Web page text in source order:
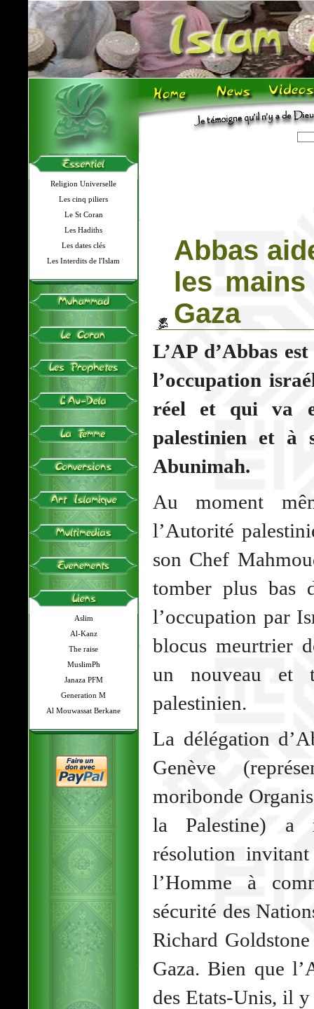
Religion Universelle
Les cinq piliers
Le St Coran
Les Hadiths
Les dates clés
Les Interdits de l'Islam
Aslim
Al-Kanz
The raise
MuslimPh
Janaza PFM
Generation M
Al Mouwassat Berkane
Abbas
les
Gaza
L’AP d’Abbas
l’occupation
réel et qui va
palestinien et à
Abunimah.
Au moment
l’Autorité
son Chef
tomber plus bas
l’occupation par
blocus meurtrier
un nouveau et
palestinien.
La délégation
Genève
moribonde
la Palestine) a
résolution
l’Homme à
sécurité des
Richard
Gaza. Bien que
des Etats-Unis, il